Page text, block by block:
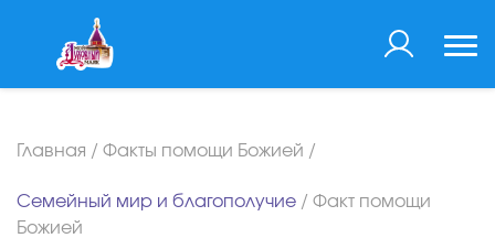
Главная / Факты помощи Божией /
Семейный мир и благополучие / Факт помощи
Божией